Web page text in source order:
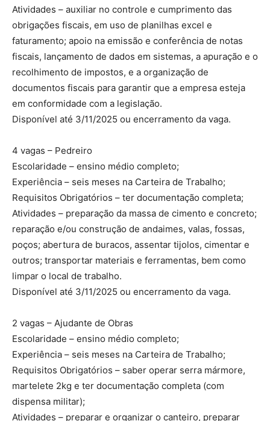
Atividades – auxiliar no controle e cumprimento das
obrigações fiscais, em uso de planilhas excel e
faturamento; apoio na emissão e conferência de notas
fiscais, lançamento de dados em sistemas, a apuração e o
recolhimento de impostos, e a organização de
documentos fiscais para garantir que a empresa esteja
em conformidade com a legislação.
Disponível até 3/11/2025 ou encerramento da vaga.
4 vagas – Pedreiro
Escolaridade – ensino médio completo;
Experiência – seis meses na Carteira de Trabalho;
Requisitos Obrigatórios – ter documentação completa;
Atividades – preparação da massa de cimento e concreto;
reparação e/ou construção de andaimes, valas, fossas,
poços; abertura de buracos, assentar tijolos, cimentar e
outros; transportar materiais e ferramentas, bem como
limpar o local de trabalho.
Disponível até 3/11/2025 ou encerramento da vaga.
2 vagas – Ajudante de Obras
Escolaridade – ensino médio completo;
Experiência – seis meses na Carteira de Trabalho;
Requisitos Obrigatórios – saber operar serra mármore,
martelete 2kg e ter documentação completa (com
dispensa militar);
Atividades – preparar e organizar o canteiro, preparar